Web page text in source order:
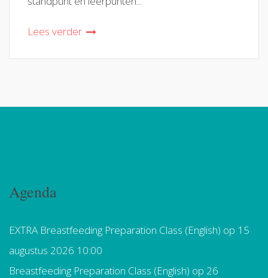
Lees verder
Agenda
EXTRA Breastfeeding Preparation Class (English) op 15
augustus 2026 10:00
Breastfeeding Preparation Class (English) op 26